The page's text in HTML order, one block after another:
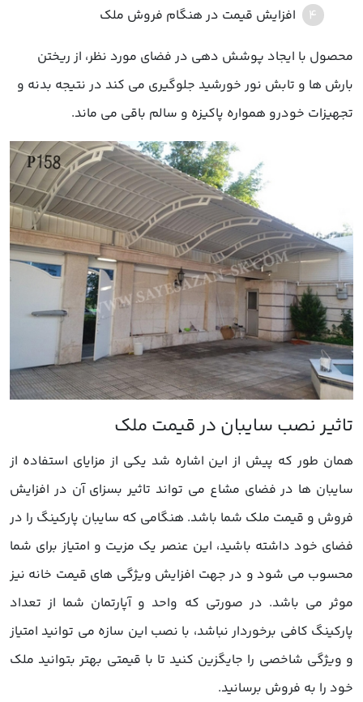
افزایش قیمت در هنگام فروش ملک
محصول با ایجاد پوشش دهی در فضای مورد نظر، از ریختن
بارش ها و تابش نور خورشید جلوگیری می کند در نتیجه بدنه و
تجهیزات خودرو همواره پاکیزه و سالم باقی می ماند.
همان طور که پیش از این اشاره شد یکی از مزایای استفاده از
سایبان ها در فضای مشاع می تواند تاثیر بسزای آن در افزایش
فروش و قیمت ملک شما باشد. هنگامی که سایبان پارکینگ را در
فضای خود داشته باشید، این عنصر یک مزیت و امتیاز برای شما
محسوب می شود و در جهت افزایش ویژگی های قیمت خانه نیز
موثر می باشد. در صورتی که واحد و آپارتمان شما از تعداد
پارکینگ کافی برخوردار نباشد، با نصب این سازه می توانید امتیاز
و ویژگی شاخصی را جایگزین کنید تا با قیمتی بهتر بتوانید ملک
خود را به فروش برسانید.